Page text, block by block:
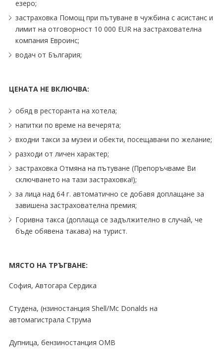
езеро;
застраховка Помощ при пътуване в чужбина с асистанс и
лимит на отговорност 10 000 EUR на застрахователна
компания Евроинс;
водач от България;
ЦЕНАТА НЕ ВКЛЮЧВА:
обяд в ресторанта на хотела;
напитки по време на вечерята;
входни такси за музеи и обекти, посещавани по желание;
разходи от личен характер;
застраховка Отмяна на пътуване (Препоръчваме Ви
сключването на тази застраховка!);
за лица над 64 г. автоматично се добавя доплащане за
завишена застрахователна премия;
Горивна такса (доплаща се задължително в случай, че
бъде обявена такава) на турист.
МЯСТО НА ТРЪГВАНЕ:
София, Автогара Сердика
Студена, (нзиностанция Shell∕Mc Donalds на
автомагистрала Струма
Дупница, бензиностанция ОМВ